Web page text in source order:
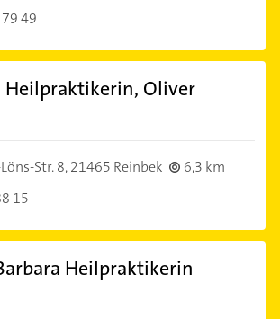
49
Heilpraktikerin, Oliver
Str. 8,21465 Reinbek
6,3 km
15
Heilpraktikerin